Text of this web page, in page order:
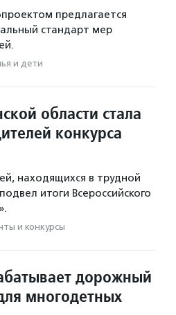
предлагается
стандарт мер
и дети
области стала
конкурса
находящихся в трудной
итоги Всероссийского
и конкурсы
дорожный
многодетных